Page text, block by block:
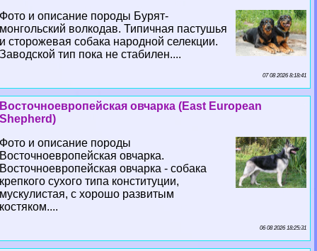
Фото и описание породы Бурят-
монгольский волкодав. Типичная пастушья
и сторожевая собака народной селекции.
Заводской тип пока не стабилен....
07 08 2026 8:18:41
Восточноевропейская овчарка (East European
Shepherd)
Фото и описание породы
Восточноевропейская овчарка.
Восточноевропейская овчарка - собака
крепкого сухого типа конституции,
мускулистая, с хорошо развитым
костяком....
06 08 2026 18:25:31